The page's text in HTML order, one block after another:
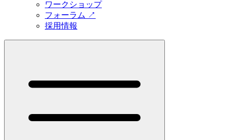
ワークショップ
フォーラム ↗
採用情報